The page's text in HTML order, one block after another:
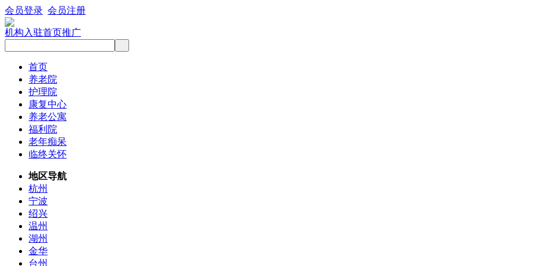
会员登录 会员注册
机构入驻首页推广
首页
养老院
护理院
康复中心
养老公寓
福利院
老年痴呆
临终关怀
地区导航
杭州
宁波
绍兴
温州
湖州
金华
台州